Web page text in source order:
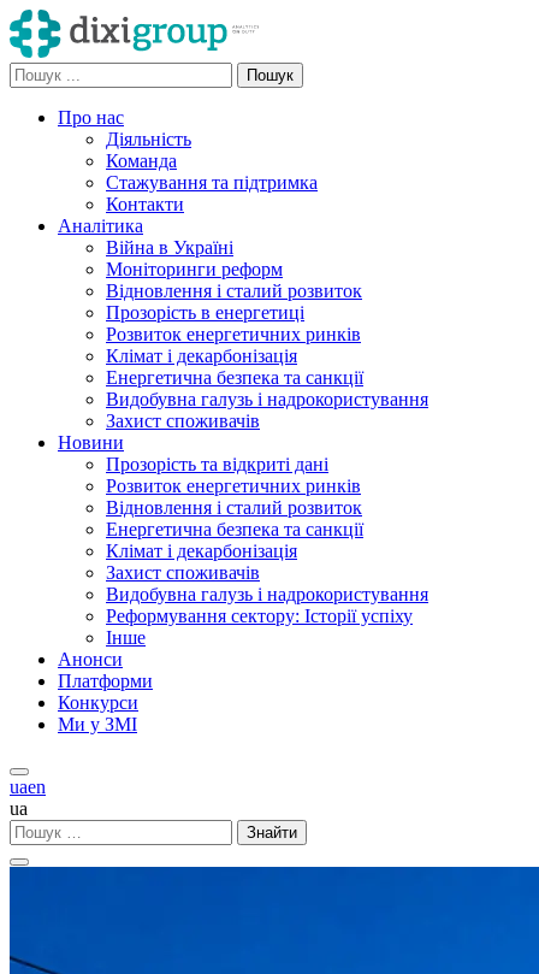
Про нас
Діяльність
Команда
Стажування та підтримка
Контакти
Аналітика
Війна в Україні
Моніторинги реформ
Відновлення і сталий розвиток
Прозорість в енергетиці
Розвиток енергетичних ринків
Клімат і декарбонізація
Енергетична безпека та санкції
Видобувна галузь і надрокористування
Захист споживачів
Новини
Прозорість та відкриті дані
Розвиток енергетичних ринків
Відновлення і сталий розвиток
Енергетична безпека та санкції
Клімат і декарбонізація
Захист споживачів
Видобувна галузь і надрокористування
Реформування сектору: Історії успіху
Інше
Aнонси
Платформи
Конкурси
Ми у ЗМІ
uaen
ua